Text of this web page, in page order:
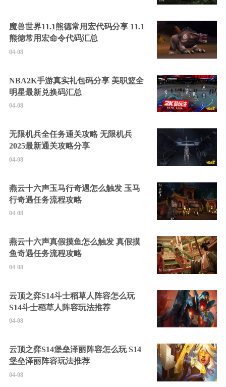
魔兽世界11.1熊德常用宏代码分享 11.1
熊德常用宏命令代码汇总
04-08
NBA2K手游真实礼包码分享 美职篮全
明星最新兑换码汇总
04-08
无限机兵全任务通关攻略 无限机兵
2025最新通关攻略分享
04-08
燕云十六声玉马行奇遇怎么触发 玉马
行奇遇任务流程攻略
04-08
燕云十六声真假摸鱼怎么触发 真假摸
鱼奇遇任务流程攻略
04-08
云顶之弈S14斗士稻草人阵容怎么玩
S14斗士稻草人阵容玩法推荐
04-08
云顶之弈S14堡垒泽丽阵容怎么玩 S14
堡垒泽丽阵容玩法推荐
04-08